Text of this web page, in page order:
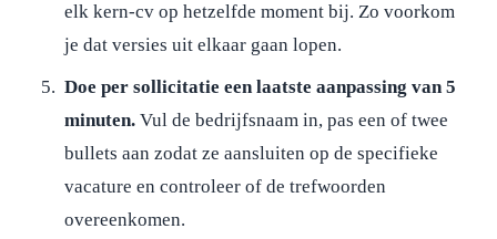
elk kern-cv op hetzelfde moment bij. Zo voorkom
je dat versies uit elkaar gaan lopen.
Doe per sollicitatie een laatste aanpassing van 5
minuten.Vul de bedrijfsnaam in, pas een of twee
bullets aan zodat ze aansluiten op de specifieke
vacature en controleer of de trefwoorden
overeenkomen.